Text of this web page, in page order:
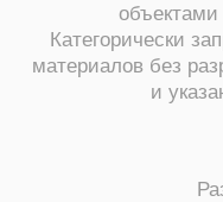
объектами
Категорически
материалов без
и